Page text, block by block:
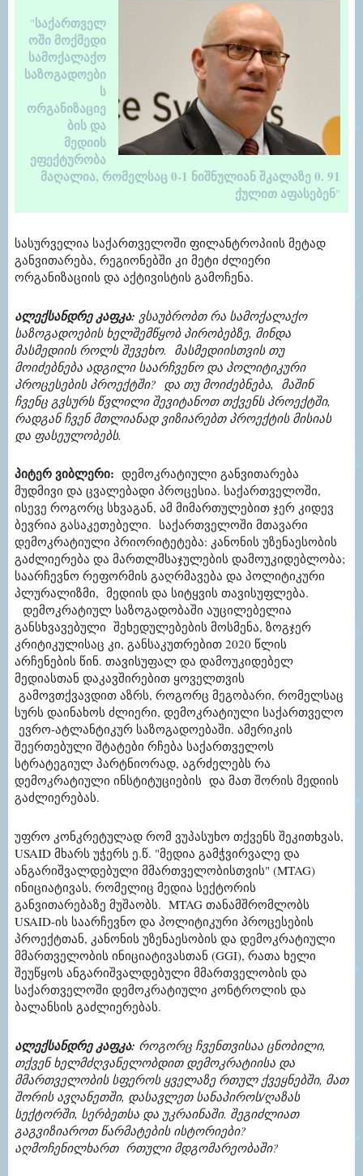
"საქართველ
ოში მოქმედი
სამოქალაქო
საზოგადოები
ს
ორგანიზაციე
ბის და
მედიის
ეფექტურობა
მაღალია, რომელსაც 0-1 ნიშნულიან შკალაზე 0. 91
ქულით აფასებენ"
სასურველია საქართველოში ფილანტროპიის მეტად
განვითარება, რეგიონებში კი მეტი ძლიერი
ორგანიზაციის და აქტივისტის გამოჩენა.
ალექსანდრე კაფკა: ვსაუბრობთ რა სამოქალაქო
საზოგადოების ხელშემწყობ პირობებზე, მინდა
მასმედიის როლს შევეხო. მასმედიისთვის თუ
მოიძებნება ადგილი საარჩვენო და პოლიტიკური
პროცესების პროექტში? და თუ მოიძებნება, მაშინ
ჩვენც გვსურს წვლილი შევიტანოთ თქვენს პროექტში,
რადგან ჩვენ მთლიანად ვიზიარებთ პროექტის მისიას
და ფასეულობებს.
პიტერ ვიბლერი: დემოკრატიული განვითარება
მუდმივი და ცვალებადი პროცესია. საქართველოში,
ისევე როგორც სხვაგან, ამ მიმართულებით ჯერ კიდევ
ბევრია გასაკეთებელი. საქართველოში მთავარი
დემოკრატიული პრიორიტეტება: კანონის უზენაესობის
გაძლიერება და მართლმსაჯულების დამოუკიდებლობა;
საარჩევნო რეფორმის გაღრმავება და პოლიტიკური
პლურალიზმი, მედიის და სიტყვის თავისუფლება.
დემოკრატიულ საზოგადობაში აუცილებელია
განსხვავებული შეხედულებების მოსმენა, ზოგჯერ
კრიტიკულისაც კი, განსაკუთრებით 2020 წლის
არჩენების წინ. თავისუფალ და დამოუკიდებელ
მედიასთან დაკავშირებით ყოველთვის
გამოვთქვავდით აზრს, როგორც მეგობარი, რომელსაც
სურს დაინახოს ძლიერი, დემოკრატიული საქართველო
ევრო-ატლანტიკურ საზოგადოებაში. ამერიკის
შეერთებული შტატები რჩება საქართველოს
სტრატეგიულ პარტნიორად, აგრძელებს რა
დემოკრატიული ინსტიტუციების და მათ შორის მედიის
გაძლიერებას.
უფრო კონკრეტულად რომ ვუპასუხო თქვენს შეკითხვას,
USAID მხარს უჭერს ე.წ. "მედია გამჭვირვალე და
ანგარიშვალდებული მმართველობისთვის" (MTAG)
ინიციატივას, რომელიც მედია სექტორის
განვითარებაზე მუშაობს. MTAG თანამშრომლობს
USAID-ის საარჩევნო და პოლიტიკური პროცესების
პროექტთან, კანონის უზენაესობის და დემოკრატიული
მმართველობის ინიციატივასთან (GGI), რათა ხელი
შეუწყოს ანგარიშვალდებული მმართველობის და
საქართველოში დემოკრატიული კონტროლის და
ბალანსის გაძლიერებას.
ალექსანდრე კაფკა: როგორც ჩვენთვისაა ცნობილი,
თქვენ ხელმძღვანელობდით დემოკრატიისა და
მმართველობის სფეროს ყველაზე რთულ ქვეყნებში, მათ
შორის ავღანეთში, დასავლეთ სანაპიროს/ღაზას
სექტორში, სერბეთსა და უკრაინაში. შეგიძლიათ
გაგვიზიაროთ წარმატების ისტორიები?
აღმოჩენილხართ რთული მდგომარეობაში?